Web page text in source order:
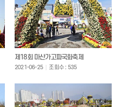
제18회 마산가고파국화축제
2021-06-25 조회수 : 535